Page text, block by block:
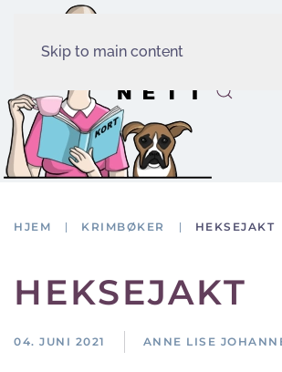
Skip to main content
HJEM KRIMBØKER HEKSEJAKT
HEKSEJAKT
04. JUNI 2021 ANNE LISE